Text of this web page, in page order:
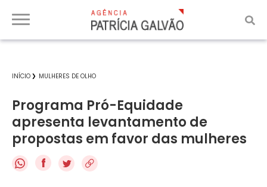
INÍCIO MULHERES DE OLHO
Programa Pró-Equidade
apresenta levantamento de
propostas em favor das mulheres
f